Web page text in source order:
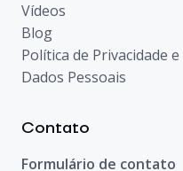
Vídeos
Blog
Política de Privacidade e
Dados Pessoais
Contato
Formulário de contato